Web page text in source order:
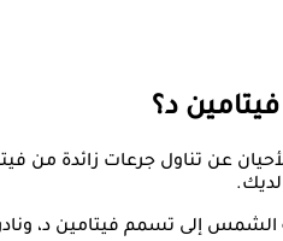
د؟
عن تناول جرعات زائدة من
إلى تسمم فيتامين د،